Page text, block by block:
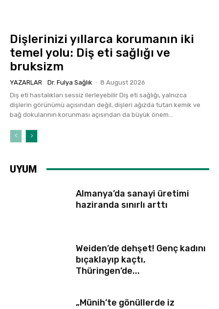
Dişlerinizi yıllarca korumanın iki
temel yolu: Diş eti sağlığı ve
bruksizm
YAZARLAR Dr. Fulya Sağlık - 8 August 2026
Diş eti hastalıkları sessiz ilerleyebilir Diş eti sağlığı, yalnızca
dişlerin görünümü açısından değil, dişleri ağızda tutan kemik ve
bağ dokularının korunması açısından da büyük önem...
UYUM
Almanya’da sanayi üretimi
haziranda sınırlı arttı
Weiden’de dehşet! Genç kadını
bıçaklayıp kaçtı,
Thüringen’de...
„Münih’te gönüllerde iz